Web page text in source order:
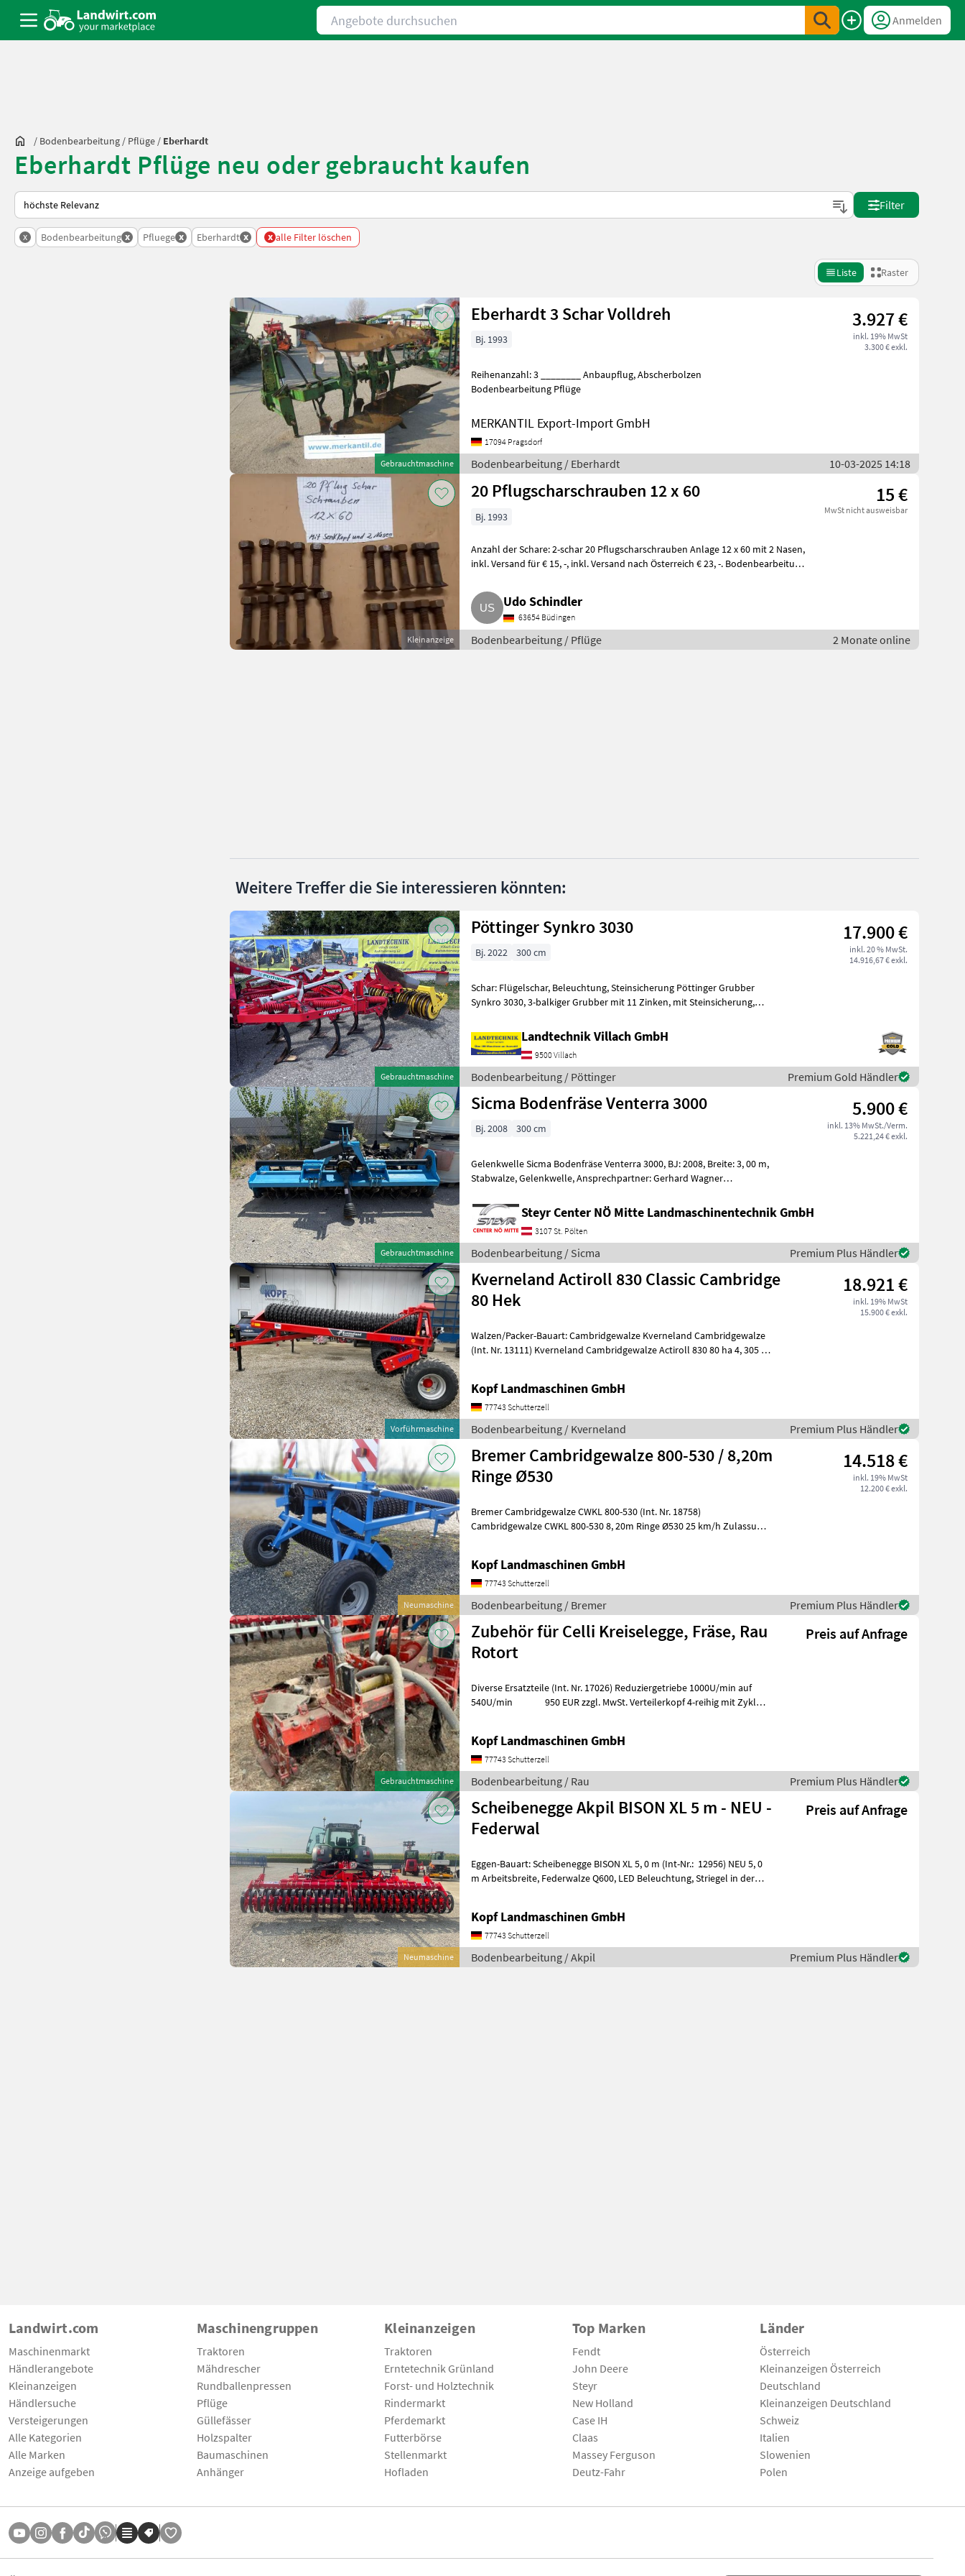
Angebote durchsuchen
Anmelden
/ Bodenbearbeitung / Pflüge / Eberhardt
Eberhardt Pflüge neu oder gebraucht kaufen
So wird auf Landwirt.com sortiert
Filter
x Bodenbearbeitung x Pfluege x Eberhardt x x alle Filter löschen
Liste Raster
Gebrauchtmaschine
Eberhardt 3 Schar Volldreh 3.927 €
inkl. 19% MwSt
3.300 € exkl.
Bj. 1993
Reihenanzahl: 3 ________ Anbaupflug, Abscherbolzen
Bodenbearbeitung Pflüge
MERKANTIL Export-Import GmbH
17094 Pragsdorf
Bodenbearbeitung / Eberhardt 10-03-2025 14:18
Kleinanzeige
20 Pflugscharschrauben 12 x 60 15 €
MwSt nicht ausweisbar
Bj. 1993
Anzahl der Schare: 2-schar 20 Pflugscharschrauben Anlage 12 x 60 mit 2 Nasen,
inkl. Versand für € 15, -, inkl. Versand nach Österreich € 23, -. Bodenbearbeitung
Udo Schindler
63654 Büdingen
Bodenbearbeitung / Pflüge 2 Monate online
Weitere Treffer die Sie interessieren könnten:
Gebrauchtmaschine
Pöttinger Synkro 3030 17.900 €
inkl. 20 % MwSt.
14.916,67 € exkl.
Bj. 2022 300 cm
Schar: Flügelschar, Beleuchtung, Steinsicherung Pöttinger Grubber
Synkro 3030, 3-balkiger Grubber mit 11 Zinken, mit Steinsicherung,
Landtechnik Villach GmbH
9500 Villach
Bodenbearbeitung / Pöttinger Premium Gold Händler
Gebrauchtmaschine
Sicma Bodenfräse Venterra 3000 5.900 €
inkl. 13% MwSt./Verm.
5.221,24 € exkl.
Bj. 2008 300 cm
Gelenkwelle Sicma Bodenfräse Venterra 3000, BJ: 2008, Breite: 3, 00 m,
Stabwalze, Gelenkwelle, Ansprechpartner: Gerhard Wagner
Steyr Center NÖ Mitte Landmaschinentechnik GmbH
3107 St. Pölten
Bodenbearbeitung / Sicma Premium Plus Händler
Vorführmaschine
Kverneland Actiroll 830 Classic Cambridge
80 Hek
18.921 €
inkl. 19% MwSt
15.900 € exkl.
Walzen/Packer-Bauart: Cambridgewalze Kverneland Cambridgewalze
(Int. Nr. 13111) Kverneland Cambridgewalze Actiroll 830 80 ha 4, 305 to
Kopf Landmaschinen GmbH
77743 Schutterzell
Bodenbearbeitung / Kverneland Premium Plus Händler
Neumaschine
Bremer Cambridgewalze 800-530 / 8,20m
Ringe Ø530
14.518 €
inkl. 19% MwSt
12.200 € exkl.
Bremer Cambridgewalze CWKL 800-530 (Int. Nr. 18758)
Cambridgewalze CWKL 800-530 8, 20m Ringe Ø530 25 km/h Zulassung
Kopf Landmaschinen GmbH
77743 Schutterzell
Bodenbearbeitung / Bremer Premium Plus Händler
Gebrauchtmaschine
Zubehör für Celli Kreiselegge, Fräse, Rau
Rotort
Preis auf Anfrage
Diverse Ersatzteile (Int. Nr. 17026) Reduziergetriebe 1000U/min auf
540U/min 950 EUR zzgl. MwSt. Verteilerkopf 4-reihig mit Zyklon
Kopf Landmaschinen GmbH
77743 Schutterzell
Bodenbearbeitung / Rau Premium Plus Händler
Neumaschine
Scheibenegge Akpil BISON XL 5 m - NEU -
Federwal
Preis auf Anfrage
Eggen-Bauart: Scheibenegge BISON XL 5, 0 m (Int-Nr.: 12956) NEU 5, 0
m Arbeitsbreite, Federwalze Q600, LED Beleuchtung, Striegel in der
Kopf Landmaschinen GmbH
77743 Schutterzell
Bodenbearbeitung / Akpil Premium Plus Händler
Landwirt.com
Maschinenmarkt
Händlerangebote
Kleinanzeigen
Händlersuche
Versteigerungen
Alle Kategorien
Alle Marken
Anzeige aufgeben
Maschinengruppen
Traktoren
Mähdrescher
Rundballenpressen
Pflüge
Güllefässer
Holzspalter
Baumaschinen
Anhänger
Kleinanzeigen
Traktoren
Erntetechnik Grünland
Forst- und Holztechnik
Rindermarkt
Pferdemarkt
Futterbörse
Stellenmarkt
Hofladen
Top Marken
Fendt
John Deere
Steyr
New Holland
Case IH
Claas
Massey Ferguson
Deutz-Fahr
Länder
Österreich
Kleinanzeigen Österreich
Deutschland
Kleinanzeigen Deutschland
Schweiz
Italien
Slowenien
Polen